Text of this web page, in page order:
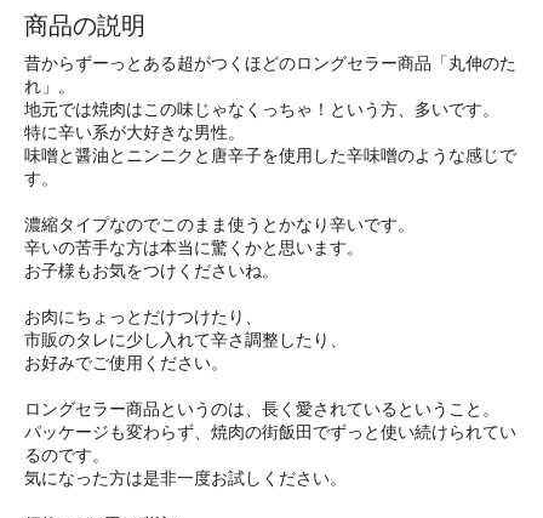
商品の説明
昔からずーっとある超がつくほどのロングセラー商品「丸伸のた
れ」。
地元では焼肉はこの味じゃなくっちゃ！という方、多いです。
特に辛い系が大好きな男性。
味噌と醤油とニンニクと唐辛子を使用した辛味噌のような感じで
す。
濃縮タイプなのでこのまま使うとかなり辛いです。
辛いの苦手な方は本当に驚くかと思います。
お子様もお気をつけくださいね。
お肉にちょっとだけつけたり、
市販のタレに少し入れて辛さ調整したり、
お好みでご使用ください。
ロングセラー商品というのは、長く愛されているということ。
パッケージも変わらず、焼肉の街飯田でずっと使い続けられてい
るのです。
気になった方は是非一度お試しください。